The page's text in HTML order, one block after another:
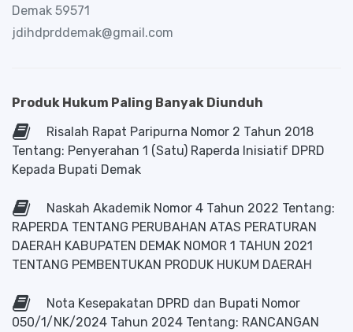
Demak 59571
jdihdprddemak@gmail.com
Produk Hukum Paling Banyak Diunduh
Risalah Rapat Paripurna Nomor 2 Tahun 2018
Tentang: Penyerahan 1 (Satu) Raperda Inisiatif DPRD
Kepada Bupati Demak
Naskah Akademik Nomor 4 Tahun 2022 Tentang:
RAPERDA TENTANG PERUBAHAN ATAS PERATURAN
DAERAH KABUPATEN DEMAK NOMOR 1 TAHUN 2021
TENTANG PEMBENTUKAN PRODUK HUKUM DAERAH
Nota Kesepakatan DPRD dan Bupati Nomor
050/1/NK/2024 Tahun 2024 Tentang: RANCANGAN